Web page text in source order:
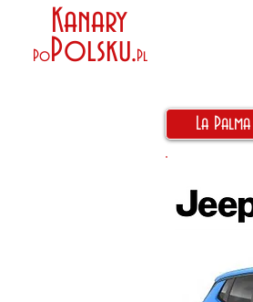
Kanary
PoPolsku.Pl
La Palma